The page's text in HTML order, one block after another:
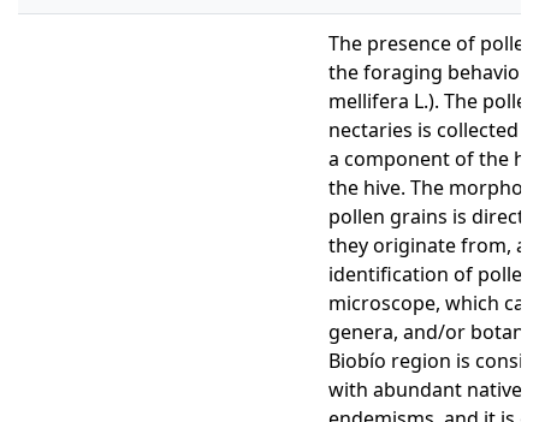
The presence of
the foraging behavior
mellifera L.). The
nectaries is collected
a component of the
the hive. The
pollen grains is
they originate from,
identification of pollen
microscope, which
genera, and/or
Biobío region is
with abundant native